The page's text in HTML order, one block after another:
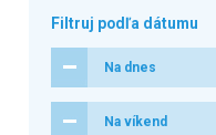
Filtruj podľa dátumu
Na dnes
Na víkend